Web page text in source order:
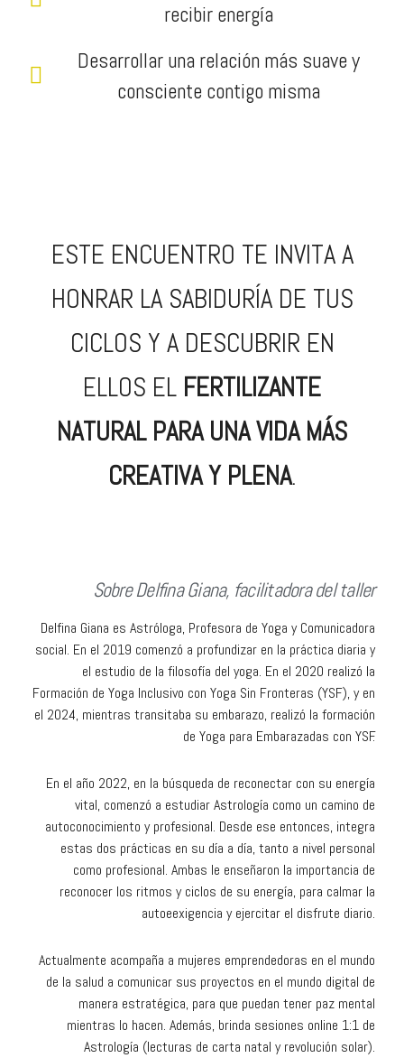
recibir energía
Desarrollar una relación más suave y
consciente contigo misma
ESTE ENCUENTRO TE INVITA A
HONRAR LA SABIDURÍA DE TUS
CICLOS Y A DESCUBRIR EN
ELLOS EL FERTILIZANTE
NATURAL PARA UNA VIDA MÁS
CREATIVA Y PLENA.
Sobre Delfina Giana, facilitadora del taller
Delfina Giana es Astróloga, Profesora de Yoga y Comunicadora
social. En el 2019 comenzó a profundizar en la práctica diaria y
el estudio de la filosofía del yoga. En el 2020 realizó la
Formación de Yoga Inclusivo con Yoga Sin Fronteras (YSF), y en
el 2024, mientras transitaba su embarazo, realizó la formación
de Yoga para Embarazadas con YSF.
En el año 2022, en la búsqueda de reconectar con su energía
vital, comenzó a estudiar Astrología como un camino de
autoconocimiento y profesional. Desde ese entonces, integra
estas dos prácticas en su día a día, tanto a nivel personal
como profesional. Ambas le enseñaron la importancia de
reconocer los ritmos y ciclos de su energía, para calmar la
autoeexigencia y ejercitar el disfrute diario.
Actualmente acompaña a mujeres emprendedoras en el mundo
de la salud a comunicar sus proyectos en el mundo digital de
manera estratégica, para que puedan tener paz mental
mientras lo hacen. Además, brinda sesiones online 1:1 de
Astrología (lecturas de carta natal y revolución solar).